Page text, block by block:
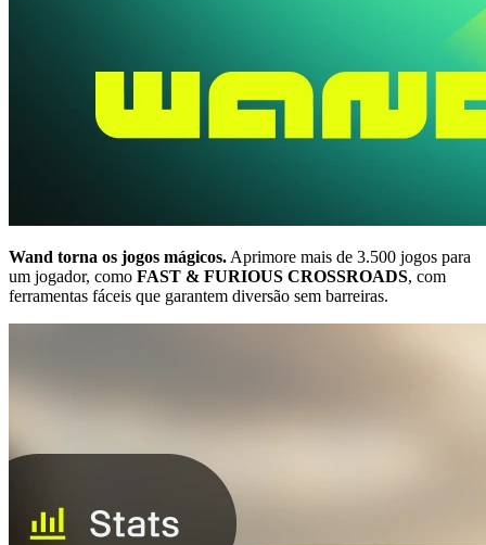
Wand torna os jogos mágicos. Aprimore mais de 3.500 jogos para
um jogador, como FAST & FURIOUS CROSSROADS, com
ferramentas fáceis que garantem diversão sem barreiras.